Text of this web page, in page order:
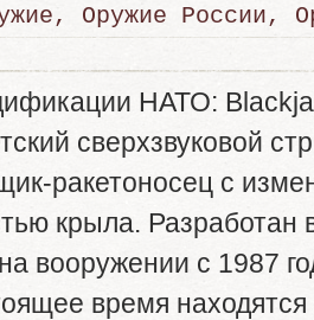
, Оружие России,
НАТО:
сверхзвуковой
ракетоносец с
крыла. Разработан
вооружении с 1987
время